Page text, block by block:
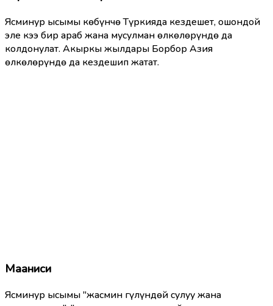
Ясминур ысымы көбүнчө Түркияда кездешет, ошондой
эле кээ бир араб жана мусулман өлкөлөрүндө да
колдонулат. Акыркы жылдары Борбор Азия
өлкөлөрүндө да кездешип жатат.
Мааниси
Ясминур ысымы "жасмин гүлүндөй сулуу жана